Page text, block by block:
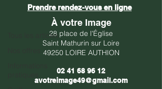
Tous les articles
Tous les articles
Prendre rendez-vous en ligne
À votre Image
28 place de l'Église
Saint Mathurin sur Loire
49250 LOIRE AUTHION
02 41 68 96 12
avotreimage49@gmail.com